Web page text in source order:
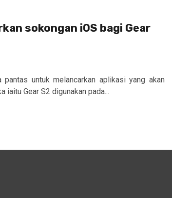
sokongan iOS bagi Gear
untuk melancarkan aplikasi yang akan
iaitu Gear S2 digunakan pada...